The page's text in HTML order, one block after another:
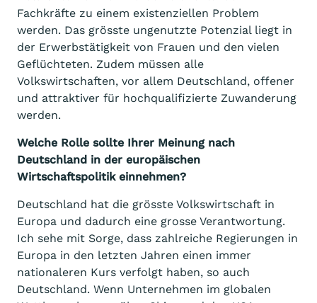
Fachkräfte zu einem existenziellen Problem
werden. Das grösste ungenutzte Potenzial liegt in
der Erwerbstätigkeit von Frauen und den vielen
Geflüchteten. Zudem müssen alle
Volkswirtschaften, vor allem Deutschland, offener
und attraktiver für hochqualifizierte Zuwanderung
werden.
Welche Rolle sollte Ihrer Meinung nach
Deutschland in der europäischen
Wirtschaftspolitik einnehmen?
Deutschland hat die grösste Volkswirtschaft in
Europa und dadurch eine grosse Verantwortung.
Ich sehe mit Sorge, dass zahlreiche Regierungen in
Europa in den letzten Jahren einen immer
nationaleren Kurs verfolgt haben, so auch
Deutschland. Wenn Unternehmen im globalen